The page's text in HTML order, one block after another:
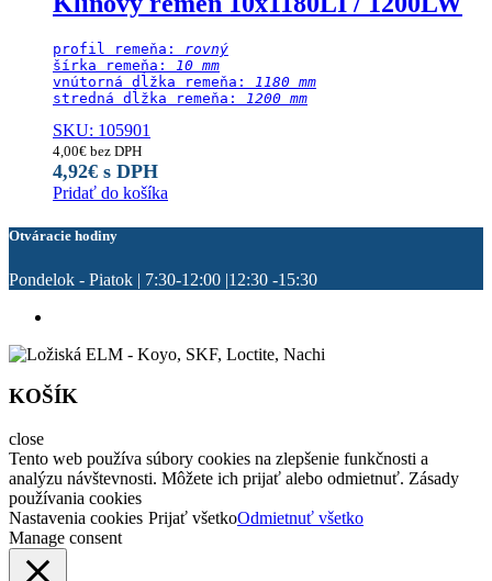
profil remeňa: rovný
šírka remeňa: 10 mm
vnútorná dĺžka remeňa: 1180 mm
stredná dĺžka remeňa:
1200 mm
SKU: 105901
4,00€ bez DPH
4,92€ s DPH
Pridať do košíka
Otváracie hodiny
Pondelok - Piatok | 7:30-12:00 |12:30 -15:30
KOŠÍK
close
Tento web používa súbory cookies na zlepšenie funkčnosti a
analýzu návštevnosti. Môžete ich prijať alebo odmietnuť. Zásady
používania cookies
Nastavenia cookies Prijať všetkoOdmietnuť všetko
Manage consent